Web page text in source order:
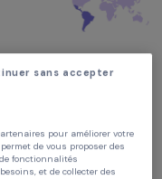
Environnement
Continuer sans accepter